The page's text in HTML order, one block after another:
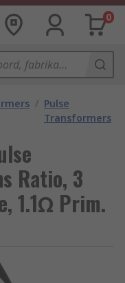
0
/ Pulse
Transformers
Ratio, 3
1.1Ω Prim.